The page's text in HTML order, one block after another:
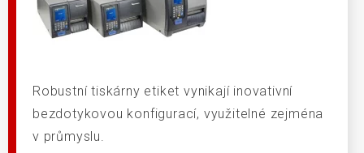
Robustní tiskárny etiket vynikají inovativní
bezdotykovou konfigurací, využitelné zejména
v průmyslu.